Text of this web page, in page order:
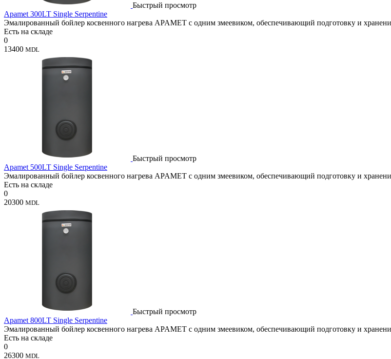
Быстрый просмотр
Apamet 300LT Single Serpentine
Эмалированный бойлер косвенного нагрева APAMET с одним змеевиком, обеспечивающий подготовку и
Есть на складе
0
13400 MDL
Быстрый просмотр
Apamet 500LT Single Serpentine
Эмалированный бойлер косвенного нагрева APAMET с одним змеевиком, обеспечивающий подготовку и
Есть на складе
0
20300 MDL
Быстрый просмотр
Apamet 800LT Single Serpentine
Эмалированный бойлер косвенного нагрева APAMET с одним змеевиком, обеспечивающий подготовку и
Есть на складе
0
26300 MDL